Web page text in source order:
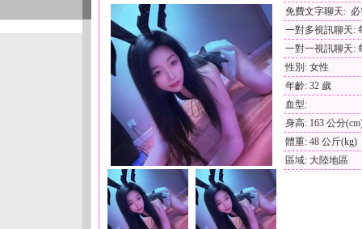
免費文字聊天:
一對多視訊聊天:
一對一視訊聊天:
性別: 女性
年齡: 32 歲
血型:
身高: 163 公分
體重: 48 公斤(kg)
區域: 大陸地區